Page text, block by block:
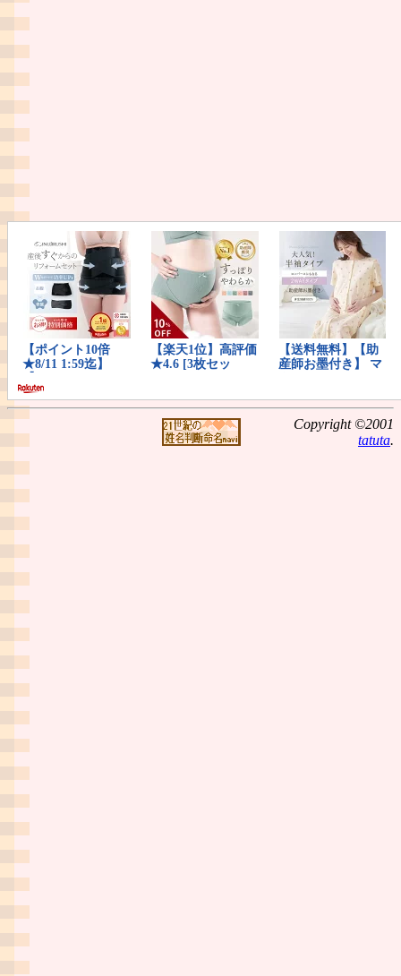
Copyright ©2001
tatuta.